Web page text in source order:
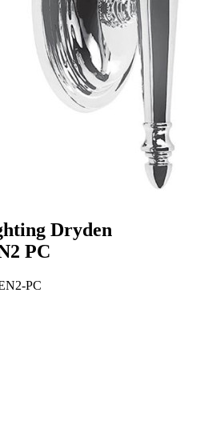
Dryden
PC
PC